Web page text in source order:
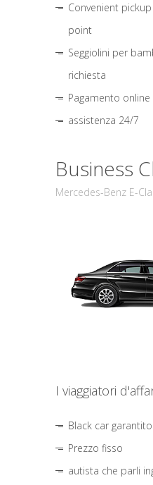
Convenient
point
Seggiolini per
richiesta
Pagamento
assistenza 24/7
Business
Mercedes-Benz E-
I viaggiatori
Black car garantito
Prezzo fisso
autista che parli